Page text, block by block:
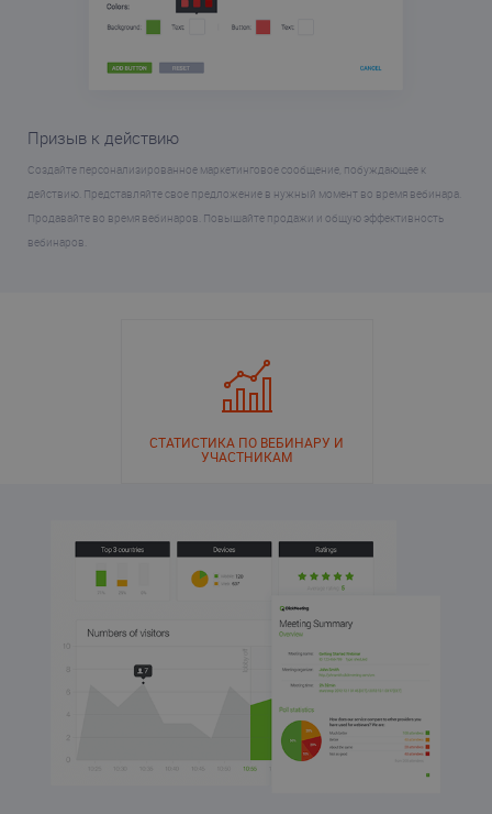
Призыв к действию
Создайте персонализированное маркетинговое сообщение, побуждающее к
действию. Представляйте свое предложение в нужный момент во время вебинара.
Продавайте во время вебинаров. Повышайте продажи и общую эффективность
вебинаров.
СТАТИСТИКА ПО ВЕБИНАРУ И
УЧАСТНИКАМ